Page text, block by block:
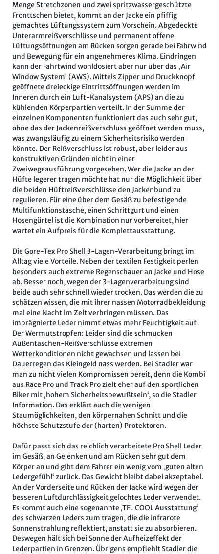
Menge Stretchzonen und zwei spritzwassergeschützte
Fronttschen bietet, kommt an der Jacke ein pfiffig
gemachtes Lüftungssystem zum Vorschein. Abgedeckte
Unterarmreißverschlüsse und permanent offene
Lüftungsöffnungen am Rücken sorgen gerade bei Fahrwind
und Bewegung für ein angenehmeres Klima. Eindringen
kann der Fahrtwind wohldosiert aber nur über das ‚Air
Window System‘ (AWS). Mittels Zipper und Druckknopf
geöffnete dreieckige Eintrittsöffnungen werden im
Inneren durch ein Luft-Kanalsystem (APS) an die zu
kühlenden Körperpartien verteilt. In der Summe der
einzelnen Komponenten funktioniert das auch sehr gut,
ohne das der Jackenreißverschluss geöffnet werden muss,
was zwangsläufig zu einem Sicherheitsrisiko werden
könnte. Der Reißverschluss ist robust, aber leider aus
konstruktiven Gründen nicht in einer
Zweiwegeausführung vorgesehen. Wer die Jacke an der
Hüfte legerer tragen möchte hat nur die Möglichkeit über
die beiden Hüftreißverschlüsse den Jackenbund zu
regulieren. Für eine über dem Gesäß zu befestigende
Multifunktionstasche, einen Schrittgurt und einen
Hosengürtel ist die Kombination nur vorbereitet, hier
wartet ein Aufpreis für die Komplettausstattung.
Die Gore-Tex Pro Shell 3-Lagen-Verarbeitung bringt im
Alltag viele Vorteile. Neben der textilen Festigkeit perlen
besonders auch extreme Regenschauer an Jacke und Hose
ab. Besser noch, wegen der 3-Lagenverarbeitung sind
beide auch sehr schnell wieder trocken. Das werden die zu
schätzen wissen, die mit ihrer nassen Motorradbekleidung
mal eine Nacht im Zelt verbringen müssen. Das
imprägnierte Leder nimmt etwas mehr Feuchtigkeit auf.
Der Wermutstropfen: Leider sind die schmucken
Außentaschen-Reißverschlüsse extremen
Wetterkonditionen nicht gewachsen und lassen bei
Dauerregen das Kleingeld nass werden. Bei Stadler war
man zu nicht vielen Kompromissen bereit, denn die Kombi
aus Race Pro und Track Pro zielt eher auf den sportlichen
Biker mit ‚hohem Sicherheitsbewußtsein‘, so die Stadler
Information. Das erklärt auch die wenigen
Staumöglichkeiten, den körpernahen Schnitt und die
höchste Schutzstufe der (harten) Protektoren.
Dafür passt sich das reichlich verarbeitete Pro Shell Leder
im Gesäß, an Gelenken und am Rücken sehr gut dem
Körper an und gibt dem Fahrer ein wenig vom ‚guten alten
Ledergefühl‘ zurück. Das Gewicht bleibt dabei akzeptabel.
An der Vorderseite und Rücken der Jacke wird wegen der
besseren Luftdurchlässigkeit gelochtes Leder verwendet.
Es kommt auch eine sogenannte ‚TFL COOL Ausstattung‘
des schwarzen Leders zum tragen, die die infrarote
Sonnenstrahlung reflektiert, anstatt sie zu absorbieren.
Deswegen hält sich bei Sonne der Aufheizeffekt der
Lederpartien in Grenzen. Übrigens empfiehlt Stadler die